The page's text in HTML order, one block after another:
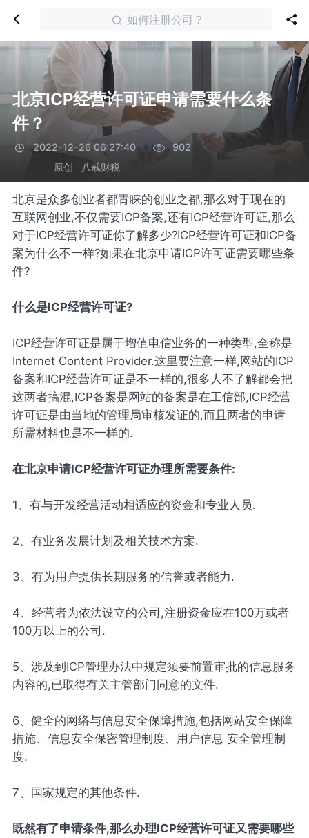
如何注册公司？
北京ICP经营许可证申请需要什么条
件？
2022-12-26 06:27:40
902
原创
八戒财税
北京是众多创业者都青睐的创业之都,那么对于现在的
互联网创业,不仅需要ICP备案,还有ICP经营许可证,那么
对于ICP经营许可证你了解多少?ICP经营许可证和ICP备
案为什么不一样?如果在北京申请ICP许可证需要哪些条
件?
什么是ICP经营许可证?
ICP经营许可证是属于增值电信业务的一种类型,全称是
Internet Content Provider.这里要注意一样,网站的ICP
备案和ICP经营许可证是不一样的,很多人不了解都会把
这两者搞混,ICP备案是网站的备案是在工信部,ICP经营
许可证是由当地的管理局审核发证的,而且两者的申请
所需材料也是不一样的.
在北京申请ICP经营许可证办理所需要条件:
1、有与开发经营活动相适应的资金和专业人员.
2、有业务发展计划及相关技术方案.
3、有为用户提供长期服务的信誉或者能力.
4、经营者为依法设立的公司,注册资金应在100万或者
100万以上的公司.
5、涉及到ICP管理办法中规定须要前置审批的信息服务
内容的,已取得有关主管部门同意的文件.
6、健全的网络与信息安全保障措施,包括网站安全保障
措施、信息安全保密管理制度、用户信息 安全管理制
度.
7、国家规定的其他条件.
既然有了申请条件,那么办理ICP经营许可证又需要哪些